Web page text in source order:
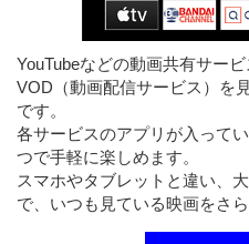
YouTubeなどの動画共有サー
VOD（動画配信サービス）を
です。
各サービスのアプリが入って
つで手軽に楽しめます。
スマホやタブレットと違い、
で、いつも見ている映画をさ